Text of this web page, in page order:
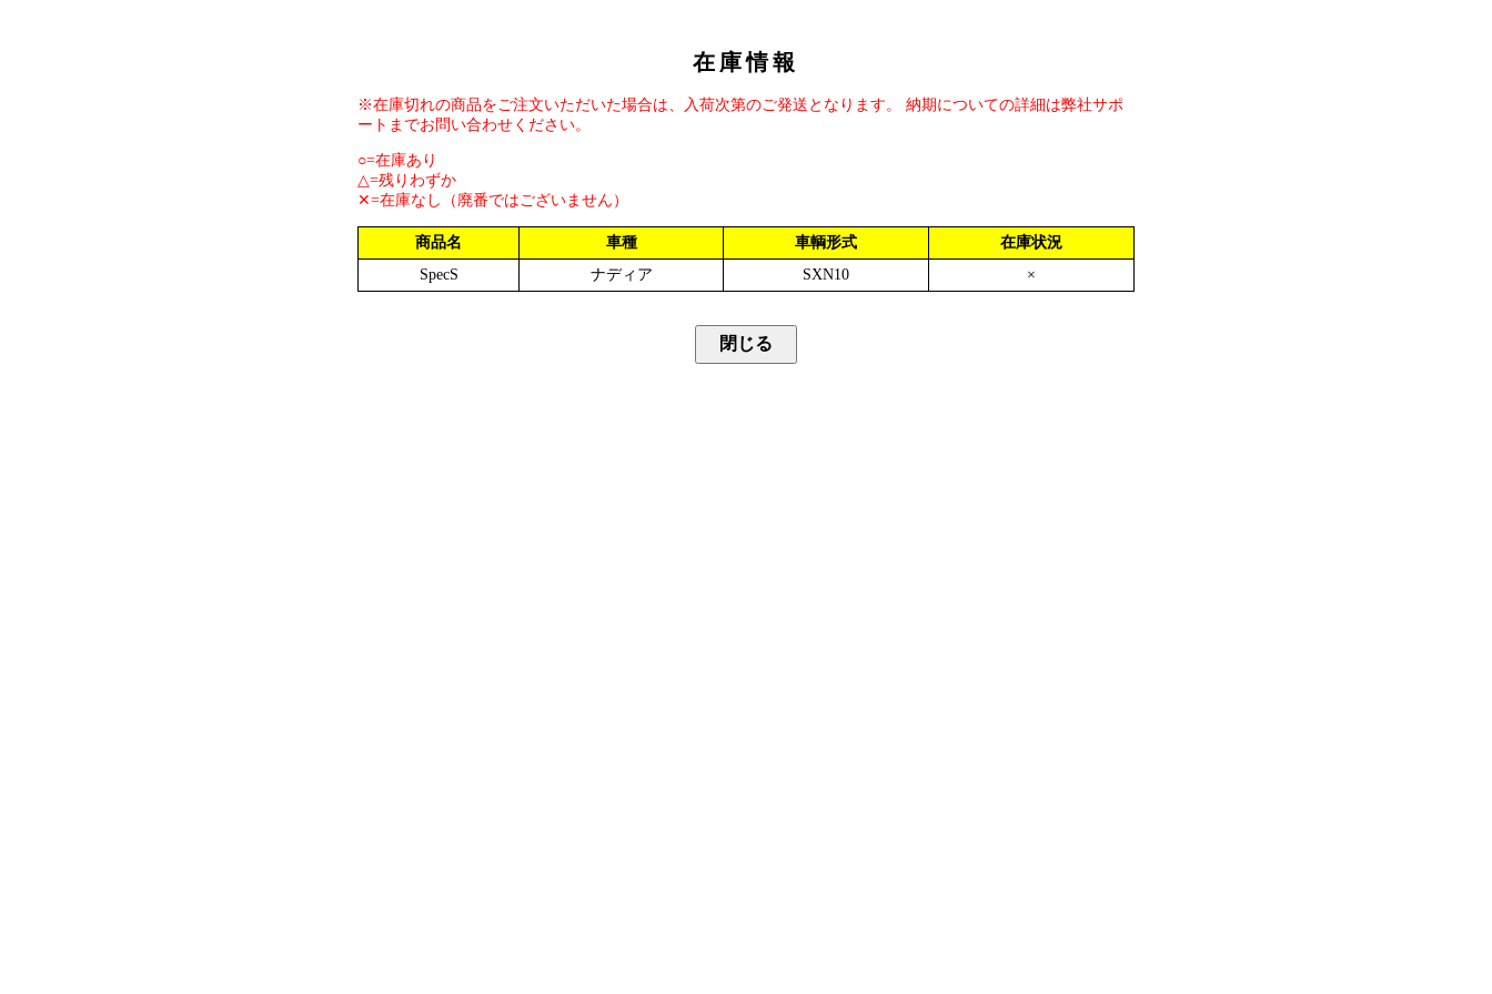
在庫情報
※在庫切れの商品をご注文いただいた場合は、入荷次第のご発送となります。 納期についての詳細は弊社サポ
ートまでお問い合わせください。
○=在庫あり
△=残りわずか
✕=在庫なし（廃番ではございません）
商品名 車種 車輌形式
在庫状況
SpecS
ナディア SXN10 ×